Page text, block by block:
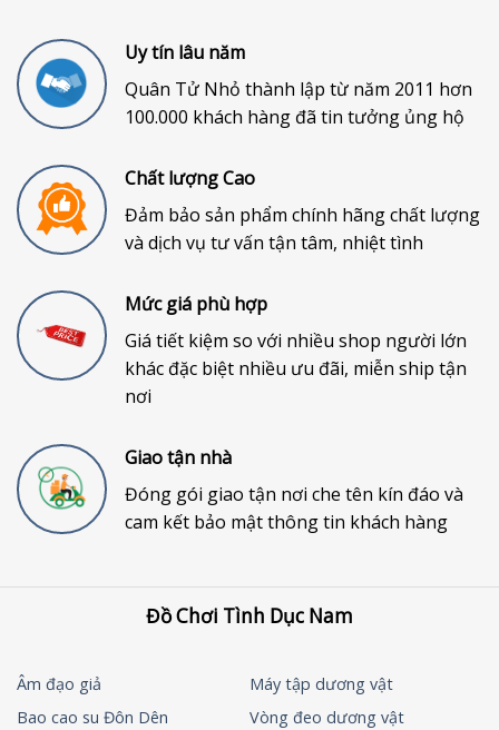
Uy tín lâu năm
Quân Tử Nhỏ thành lập từ năm 2011 hơn
100.000 khách hàng đã tin tưởng ủng hộ
Chất lượng Cao
Đảm bảo sản phẩm chính hãng chất lượng
và dịch vụ tư vấn tận tâm, nhiệt tình
Mức giá phù hợp
Giá tiết kiệm so với nhiều shop người lớn
khác đặc biệt nhiều ưu đãi, miễn ship tận
nơi
Giao tận nhà
Đóng gói giao tận nơi che tên kín đáo và
cam kết bảo mật thông tin khách hàng
Đồ Chơi Tình Dục Nam
Âm đạo giả
Máy tập dương vật
Bao cao su Đôn Dên
Vòng đeo dương vật